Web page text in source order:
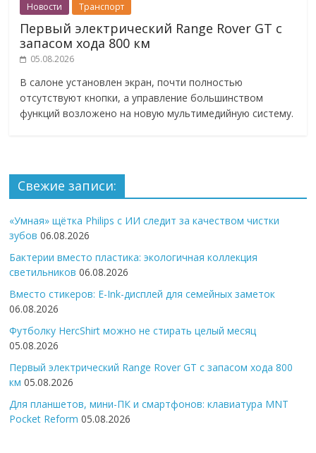
Новости Транспорт
Первый электрический Range Rover GT с
запасом хода 800 км
05.08.2026
В салоне установлен экран, почти полностью
отсутствуют кнопки, а управление большинством
функций возложено на новую мультимедийную систему.
Свежие записи:
«Умная» щётка Philips с ИИ следит за качеством чистки
зубов 06.08.2026
Бактерии вместо пластика: экологичная коллекция
светильников 06.08.2026
Вместо стикеров: E-Ink-дисплей для семейных заметок
06.08.2026
Футболку HercShirt можно не стирать целый месяц
05.08.2026
Первый электрический Range Rover GT с запасом хода 800
км 05.08.2026
Для планшетов, мини-ПК и смартфонов: клавиатура MNT
Pocket Reform 05.08.2026